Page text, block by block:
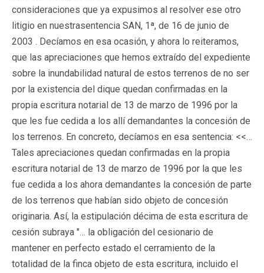
consideraciones que ya expusimos al resolver ese otro
litigio en nuestrasentencia SAN, 1ª, de 16 de junio de
2003 . Decíamos en esa ocasión, y ahora lo reiteramos,
que las apreciaciones que hemos extraído del expediente
sobre la inundabilidad natural de estos terrenos de no ser
por la existencia del dique quedan confirmadas en la
propia escritura notarial de 13 de marzo de 1996 por la
que les fue cedida a los allí demandantes la concesión de
los terrenos. En concreto, decíamos en esa sentencia: <<…
Tales apreciaciones quedan confirmadas en la propia
escritura notarial de 13 de marzo de 1996 por la que les
fue cedida a los ahora demandantes la concesión de parte
de los terrenos que habían sido objeto de concesión
originaria. Así, la estipulación décima de esta escritura de
cesión subraya "… la obligación del cesionario de
mantener en perfecto estado el cerramiento de la
totalidad de la finca objeto de esta escritura, incluido el